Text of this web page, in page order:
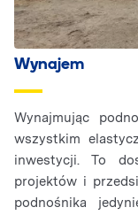
Wynajem
Wynajmując
wszystkim
inwestycji. To
projektów i
podnośnika